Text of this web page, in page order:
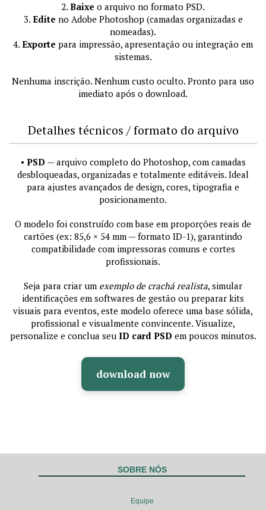
2. Baixe o arquivo no formato PSD.
3. Edite no Adobe Photoshop (camadas organizadas e
nomeadas).
4. Exporte para impressão, apresentação ou integração em
sistemas.
Nenhuma inscrição. Nenhum custo oculto. Pronto para uso
imediato após o download.
Detalhes técnicos / formato do arquivo
• PSD — arquivo completo do Photoshop, com camadas
desbloqueadas, organizadas e totalmente editáveis. Ideal
para ajustes avançados de design, cores, tipografia e
posicionamento.
O modelo foi construído com base em proporções reais de
cartões (ex: 85,6 × 54 mm — formato ID-1), garantindo
compatibilidade com impressoras comuns e cortes
profissionais.
Seja para criar um exemplo de crachá realista, simular
identificações em softwares de gestão ou preparar kits
visuais para eventos, este modelo oferece uma base sólida,
profissional e visualmente convincente. Visualize,
personalize e conclua seu ID card PSD em poucos minutos.
download now
SOBRE NÓS
Equipe